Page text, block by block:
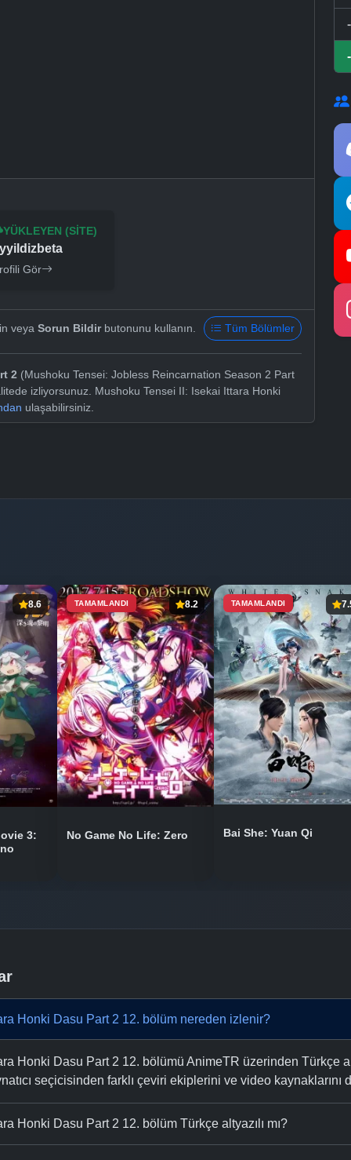
YÜKLEYEN (SITE)
Gör
veya Sorun Bildirbutonunu kullanın. Tüm Bölümler
2 (Mushoku Tensei: Jobless Reincarnation Season 2 Part
izliyorsunuz. Mushoku Tensei II: Isekai Ittara Honki
ulaşabilirsiniz.
8.6
3:
TAMAMLANDI 8.2
No Game No Life: Zero
TAMAMLANDI
Bai She: Yuan Qi
Honki Dasu Part 2 12. bölüm nereden izlenir?
Honki Dasu Part 2 12. bölümü AnimeTR üzerinden Türkçe
seçicisinden farklı çeviri ekiplerini ve video kaynaklarını
Honki Dasu Part 2 12. bölüm Türkçe altyazılı mı?